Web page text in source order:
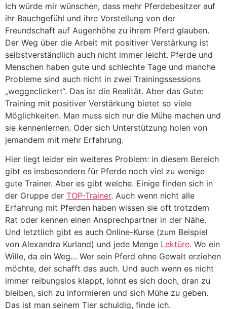
Ich würde mir wünschen, dass mehr Pferdebesitzer auf
ihr Bauchgefühl und ihre Vorstellung von der
Freundschaft auf Augenhöhe zu ihrem Pferd glauben.
Der Weg über die Arbeit mit positiver Verstärkung ist
selbstverständlich auch nicht immer leicht. Pferde und
Menschen haben gute und schlechte Tage und manche
Probleme sind auch nicht in zwei Trainingssessions
„weggeclickert“. Das ist die Realität. Aber das Gute:
Training mit positiver Verstärkung bietet so viele
Möglichkeiten. Man muss sich nur die Mühe machen und
sie kennenlernen. Oder sich Unterstützung holen von
jemandem mit mehr Erfahrung.
Hier liegt leider ein weiteres Problem: in diesem Bereich
gibt es insbesondere für Pferde noch viel zu wenige
gute Trainer. Aber es gibt welche. Einige finden sich in
der Gruppe der TOP-Trainer. Auch wenn nicht alle
Erfahrung mit Pferden haben wissen sie oft trotzdem
Rat oder kennen einen Ansprechpartner in der Nähe.
Und letztlich gibt es auch Online-Kurse (zum Beispiel
von Alexandra Kurland) und jede Menge Lektüre. Wo ein
Wille, da ein Weg… Wer sein Pferd ohne Gewalt erziehen
möchte, der schafft das auch. Und auch wenn es nicht
immer reibungslos klappt, lohnt es sich doch, dran zu
bleiben, sich zu informieren und sich Mühe zu geben.
Das ist man seinem Tier schuldig, finde ich.